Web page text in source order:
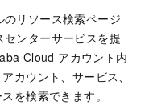
リソース検索ページ
ンターサービスを提
Cloud アカウント内
カウント、サービス、
を検索できます。